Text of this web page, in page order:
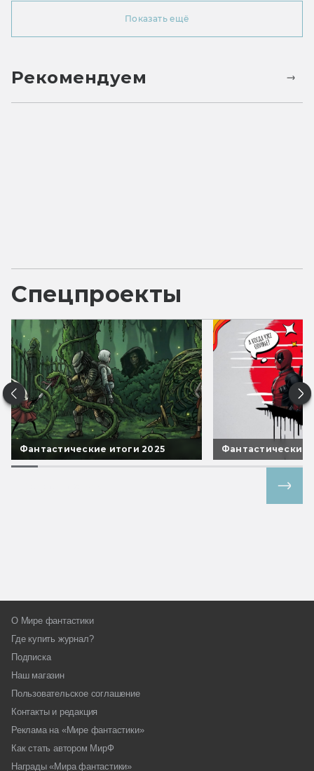
Показать ещё
Рекомендуем
Спецпроекты
Фантастические итоги 2025 Фантастические
О Мире фантастики
Где купить журнал?
Подписка
Наш магазин
Пользовательское соглашение
Контакты и редакция
Реклама на «Мире фантастики»
Как стать автором МирФ
Награды «Мира фантастики»